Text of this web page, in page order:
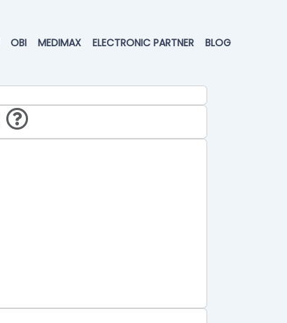
OBI MEDIMAX ELECTRONIC PARTNER BLOG